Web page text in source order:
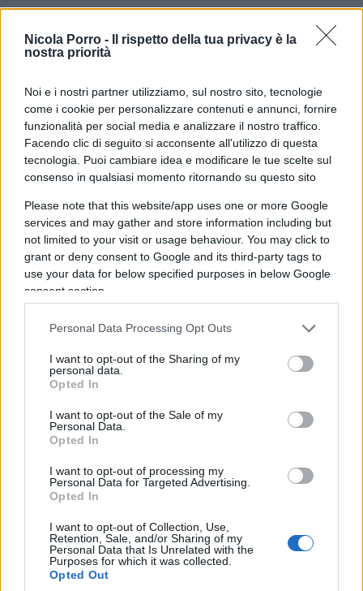
Nicola Porro -
Il rispetto della tua privacy è la
nostra priorità
Noi e i nostri partner utilizziamo, sul nostro sito, tecnologie
come i cookie per personalizzare contenuti e annunci, fornire
funzionalità per social media e analizzare il nostro traffico.
Facendo clic di seguito si acconsente all'utilizzo di questa
tecnologia. Puoi cambiare idea e modificare le tue scelte sul
consenso in qualsiasi momento ritornando su questo sito
Please note that this website/app uses one or more Google
services and may gather and store information including but
not limited to your visit or usage behaviour. You may click to
grant or deny consent to Google and its third-party tags to
use your data for below specified purposes in below Google
consent section.
Personal Data Processing Opt Outs
I want to opt-out of the Sharing of my
personal data.
Opted In
I want to opt-out of the Sale of my
Personal Data.
Opted In
I want to opt-out of processing my
Personal Data for Targeted Advertising.
Opted In
I want to opt-out of Collection, Use,
Retention, Sale, and/or Sharing of my
Personal Data that Is Unrelated with the
Purposes for which it was collected.
Opted Out
Quindi anche i DSA sono moderati di sinistra?
Quando si legge, nei programmi dei candidati da
loro sostenuti, che vogliono la patrimoniale,in
Italia non fa alcun effetto: anche la nostra
imporre. Quando si legge che vogliono la sanità
pubblica per tutti, beh… da noi c’è già. Quando si
legge che vogliono eliminare ogni sostegno a
Israele: in Italia anche il governo di centrodestra
cooperazione militare con lo Stato ebraico, dopo
che questo ha subito il pogrom del 7 Ottobre.
Gli obiettivi del DSA